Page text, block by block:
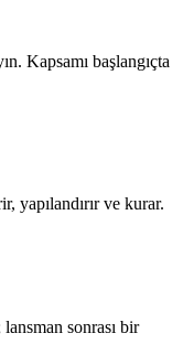
Kapsamı başlangıçta
yapılandırır ve kurar.
lansman sonrası bir